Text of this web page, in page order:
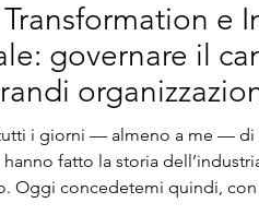
e
governare il
i giorni — almeno a me — di
fatto la storia
Oggi concedetemi quindi,